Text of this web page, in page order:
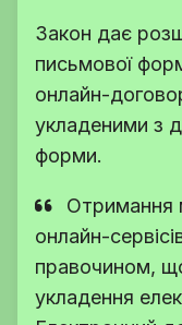
Закон дає
письмової
онлайн-
укладеними з
форми.
Отримання
онлайн-
правочином,
укладення